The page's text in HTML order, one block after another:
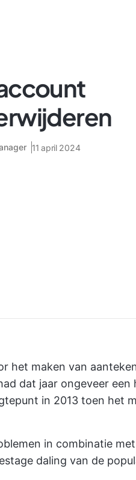
11 april 2024
het maken van
dat jaar ongeveer een
in 2013 toen het
in combinatie
daling van de